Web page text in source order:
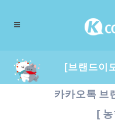
[브랜드이
카카오톡 브
[